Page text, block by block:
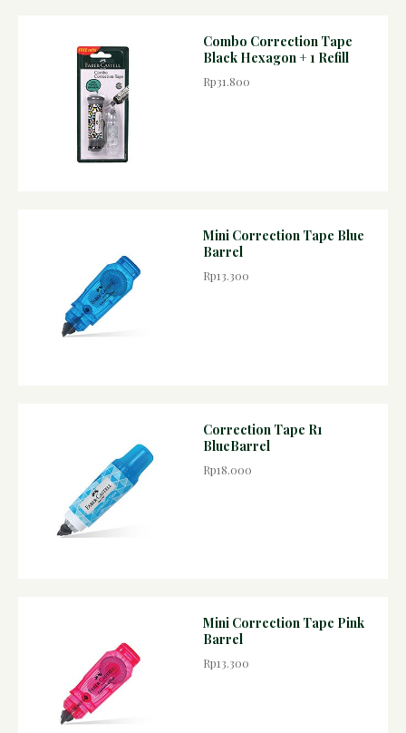
Combo Correction Tape
Black Hexagon + 1 Refill
Rp31.800
Mini Correction Tape Blue
Barrel
Rp13.300
Correction Tape R1
BlueBarrel
Rp18.000
Mini Correction Tape Pink
Barrel
Rp13.300